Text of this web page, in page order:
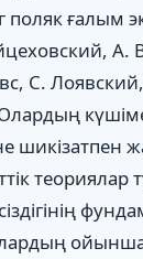
поляк ғалым
А.
С.
шикізатпен
Олардың